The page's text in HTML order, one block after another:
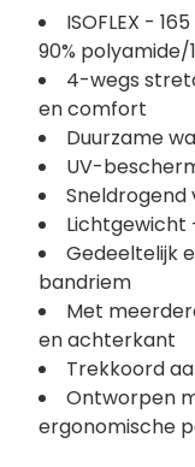
ISOFLEX -
90% polyamide/
4-wegs
en comfort
Duurzame
UV-
Gedeeltelijk
bandriem
Met
en achterkant
Trekkoord
Ontworpen
ergonomische